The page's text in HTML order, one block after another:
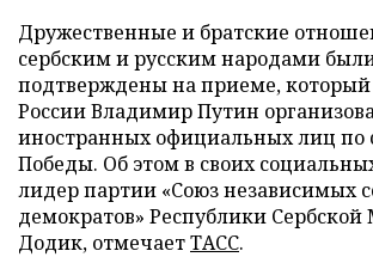
Дружественные и братские
сербским и русским народами
подтверждены на приеме,
России Владимир Путин
иностранных официальных лиц по
Победы. Об этом в своих
лидер партии «Союз независимых
демократов» Республики
Додик, отмечаетТАСС.